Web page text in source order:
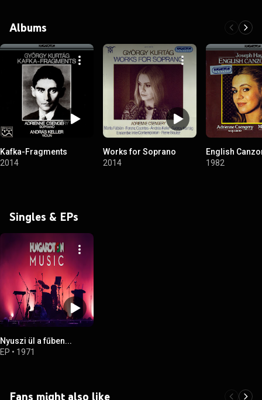
Albums
Kafka-Fragments
2014
Works for Soprano
2014
English
1982
Singles & EPs
Nyuszi ül a fűben...
EP • 1971
Fans might also like